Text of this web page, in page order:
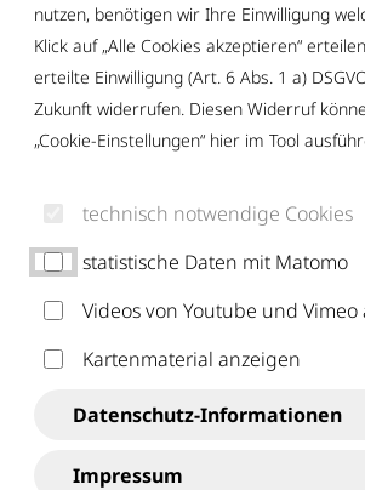
SJR Kempten
Bildung & Beruf
Schulbezogene Jugendarbeit
SCHULBEZOGENE
JUGENDARBEIT
DER HEISSE DRAHT ...
... in die Mittelschule auf dem
Mittelschule bei der Hofmühle und in
nutzen, benötigen wir Ihre Einwilligung
Klick auf „Alle Cookies akzeptieren“
erteilte Einwilligung (Art. 6 Abs. 1 a)
Zukunft widerrufen. Diesen Widerruf
„Cookie-Einstellungen“ hier im Tool
technisch notwendige Cookies
statistische Daten mit Matomo
Videos von Youtube und Vimeo
Kartenmaterial anzeigen
Datenschutz-Informationen
Impressum